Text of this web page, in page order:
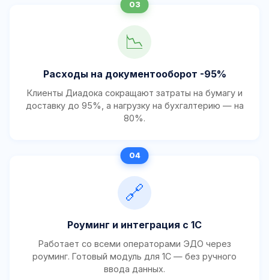
📉
Расходы на документооборот -95%
Клиенты Диадока сокращают затраты на бумагу и
доставку до 95%, а нагрузку на бухгалтерию — на
80%.
🔗
Роуминг и интеграция с 1С
Работает со всеми операторами ЭДО через
роуминг. Готовый модуль для 1С — без ручного
ввода данных.